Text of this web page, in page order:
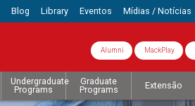
Blog Library Eventos Mídias / Notícias
Alumni MackPlay
Undergraduate
Programs
Graduate
Programs
Extensão